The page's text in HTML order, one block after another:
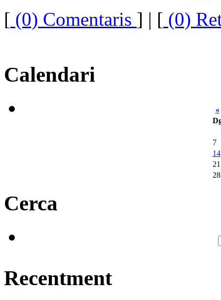
[ (0) Comentaris ] | [ (0)
Calendari
«
7
14
21
28
Cerca
Recentment